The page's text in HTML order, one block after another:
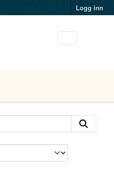
Logg inn